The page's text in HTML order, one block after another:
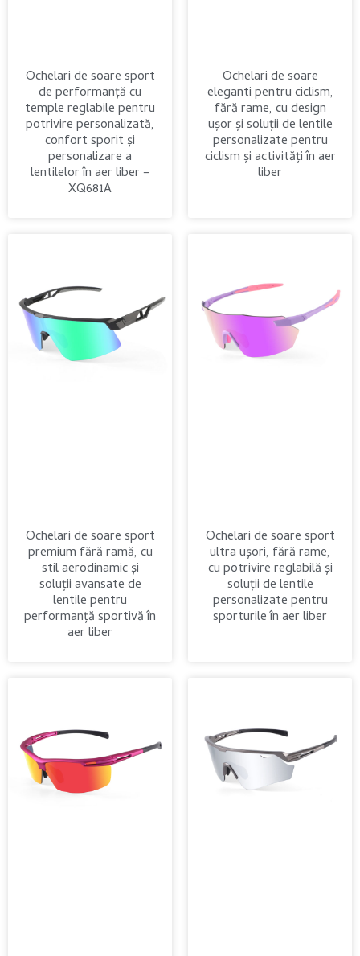
Ochelari de soare sport
de performanță cu
temple reglabile pentru
potrivire personalizată,
confort sporit și
personalizare a
lentilelor în aer liber –
XQ681A
Ochelari de soare
eleganti pentru ciclism,
fără rame, cu design
ușor și soluții de lentile
personalizate pentru
ciclism și activități în aer
liber
Ochelari de soare sport
premium fără ramă, cu
stil aerodinamic și
soluții avansate de
lentile pentru
performanță sportivă în
aer liber
Ochelari de soare sport
ultra ușori, fără rame,
cu potrivire reglabilă și
soluții de lentile
personalizate pentru
sporturile în aer liber